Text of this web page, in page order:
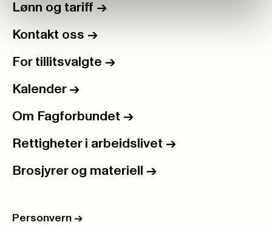
Lønn og tariff ->
Kontakt oss ->
For tillitsvalgte ->
Kalender ->
Om Fagforbundet ->
Rettigheter i arbeidslivet ->
Brosjyrer og materiell ->
Personvern ->